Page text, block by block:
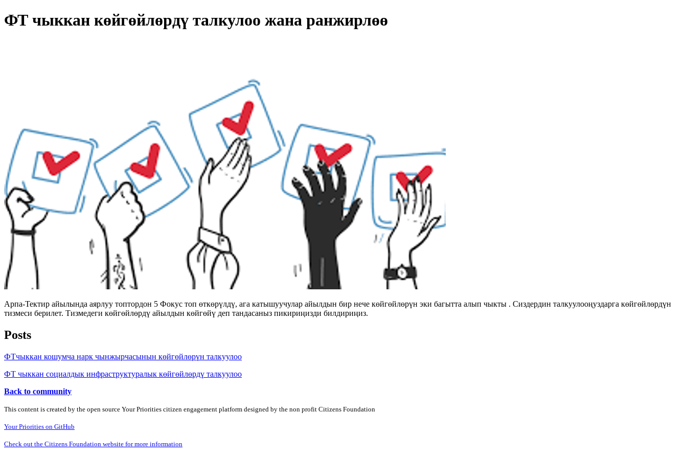
ФТ чыккан көйгөйлөрдү талкулоо жана ранжирлөө
Арпа-Тектир айылында аярлуу топтордон 5 Фокус топ өткөрүлдү, ага катышуучулар айылдын бир нече көйгөйлөрүн эки багытта алып чыкты . Сиздердин талкуулооңуздарга көйгөйлөрдүн
тизмеси берилет. Тизмедеги көйгөйлөрдү айылдын көйгөйү деп тандасаныз пикириңизди билдириңиз.
Posts
ФТчыккан кошумча нарк чынжырчасынын көйгөйлөрүн талкуулоо
ФТ чыккан социалдык инфраструктуралык көйгөйлөрдү талкуулоо
Back to community
This content is created by the open source Your Priorities citizen engagement platform designed by the non profit Citizens Foundation
Your Priorities on GitHub
Check out the Citizens Foundation website for more information